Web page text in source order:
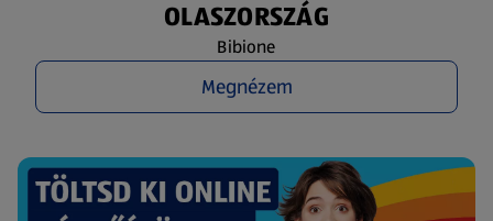
OLASZORSZÁG
Bibione
Megnézem